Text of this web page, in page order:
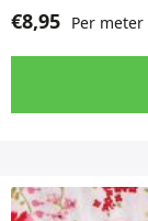
€8,95 Per meter